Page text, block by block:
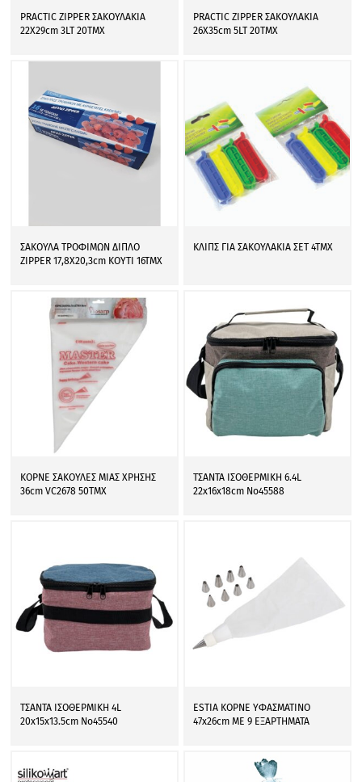
PRACTIC ZIPPER ΣΑΚΟΥΛΑΚΙΑ
22Χ29cm 3LT 20ΤΜΧ
PRACTIC ZIPPER ΣΑΚΟΥΛΑΚΙΑ
26Χ35cm 5LT 20ΤΜΧ
ΣΑΚΟΥΛΑ ΤΡΟΦΙΜΩΝ ΔΙΠΛΟ
ZIPPER 17,8X20,3cm ΚΟΥΤΙ 16ΤΜΧ
ΚΛΙΠΣ ΓΙΑ ΣΑΚΟΥΛΑΚΙΑ ΣΕΤ 4ΤΜΧ
ΚΟΡΝΕ ΣΑΚΟΥΛΕΣ ΜΙΑΣ ΧΡΗΣΗΣ
36cm VC2678 50ΤΜΧ
ΤΣΑΝΤΑ ΙΣΟΘΕΡΜΙΚΗ 6.4L
22x16x18cm No45588
ΤΣΑΝΤΑ ΙΣΟΘΕΡΜΙΚΗ 4L
20x15x13.5cm No45540
ESTIA ΚΟΡΝΕ ΥΦΑΣΜΑΤΙΝΟ
47x26cm ΜΕ 9 ΕΞΑΡΤΗΜΑΤΑ